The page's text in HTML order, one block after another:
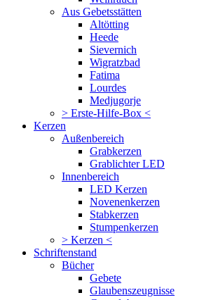
Aus Gebetsstätten
Altötting
Heede
Sievernich
Wigratzbad
Fatima
Lourdes
Medjugorje
> Erste-Hilfe-Box <
Kerzen
Außenbereich
Grabkerzen
Grablichter LED
Innenbereich
LED Kerzen
Novenenkerzen
Stabkerzen
Stumpenkerzen
> Kerzen <
Schriftenstand
Bücher
Gebete
Glaubenszeugnisse